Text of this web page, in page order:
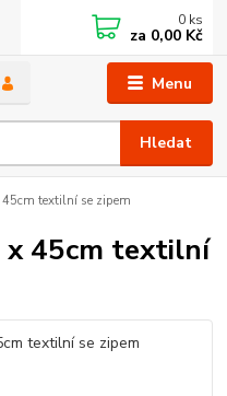
Menu
Hledat
0 ks
za 0,00 Kč
textilní se zipem
45cm textilní